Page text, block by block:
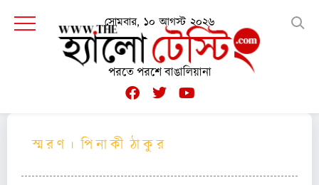
সোমবার, ১০ আগস্ট ২০২৬
পরতে পরশে বাঙালিয়ানা
স্ম র ণ । পি না কী ঠা কু র